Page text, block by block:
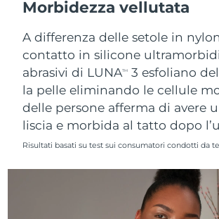
Morbidezza vellutata
A differenza delle setole in
contatto in silicone
abrasivi di LUNATM
3 esfoliano
la pelle eliminando le cellule
delle persone afferma di avere
liscia e morbida al tatto dopo
Risultati basati su test sui consumatori condotti da